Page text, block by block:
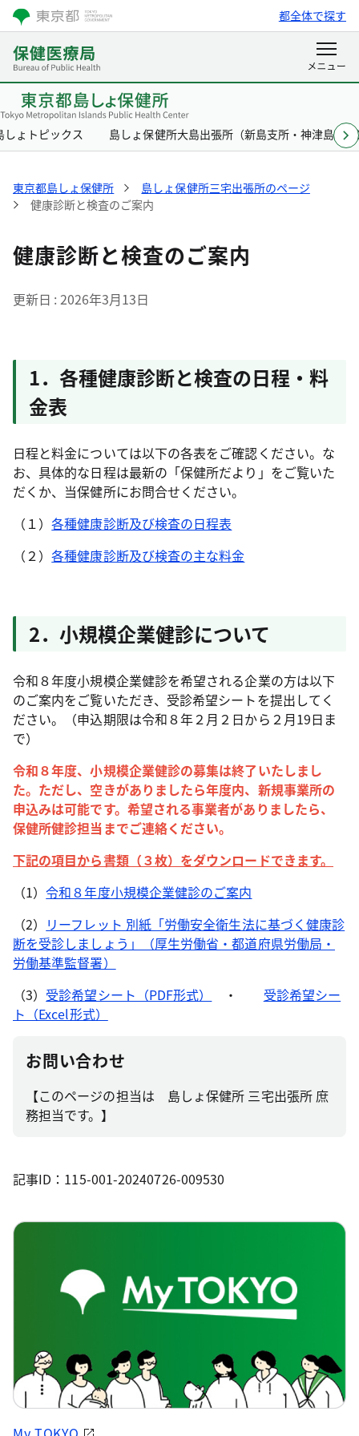
都全体で探す
しょトピックス 島しょ保健所大島出張所（新島支所・神津島支
東京都島しょ保健所
島しょ保健所三宅出張所のページ
健康診断と検査のご案内
健康診断と検査のご案内
更新日 2026年3月13日
1．各種健康診断と検査の日程・料
金表
日程と料金については以下の各表をご確認ください。な
お、具体的な日程は最新の「保健所だより」をご覧いた
だくか、当保健所にお問合せください。
（１）各種健康診断及び検査の日程表
（２）各種健康診断及び検査の主な料金
2．小規模企業健診について
令和８年度小規模企業健診を希望される企業の方は以下
のご案内をご覧いただき、受診希望シートを提出してく
ださい。（申込期限は令和８年２月２日から２月19日ま
で）
令和８年度、小規模企業健診の募集は終了いたしまし
た。ただし、空きがありましたら年度内、新規事業所の
申込みは可能です。希望される事業者がありましたら、
保健所健診担当までご連絡ください。
下記の項目から書類（３枚）をダウンロードできます。
（1）令和８年度小規模企業健診のご案内
（2） リーフレット 別紙「労働安全衛生法に基づく健康診
断を受診しましょう」（厚生労働省・都道府県労働局・
労働基準監督署）
（3） 受診希望シート（PDF形式） ・ 受診希望シー
ト（Excel形式）
お問い合わせ
【このページの担当は 島しょ保健所 三宅出張所 庶
務担当です。】
記事ID：115-001-20240726-009530